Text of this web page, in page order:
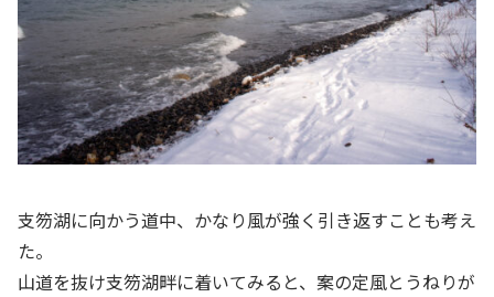
支笏湖に向かう道中、かなり風が強く引き返すことも考え
た。
山道を抜け支笏湖畔に着いてみると、案の定風とうねりが